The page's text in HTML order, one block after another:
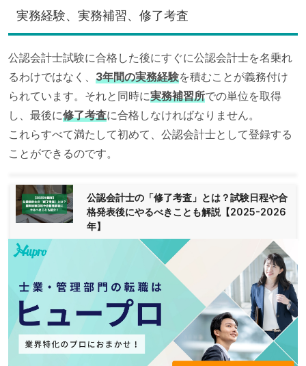
実務経験、実務補習、修了考査
公認会計士試験に合格した後にすぐに公認会計士を名乗れ
るわけではなく、 3年間の実務経験を積むことが義務付け
られています。それと同時に実務補習所での単位を取得
し、最後に修了考査に合格しなければなりません。
これらすべて満たして初めて、公認会計士として登録する
ことができるのです。
公認会計士の「修了考査」とは？試験日程や合
格発表後にやるべきことも解説【2025-2026
年】